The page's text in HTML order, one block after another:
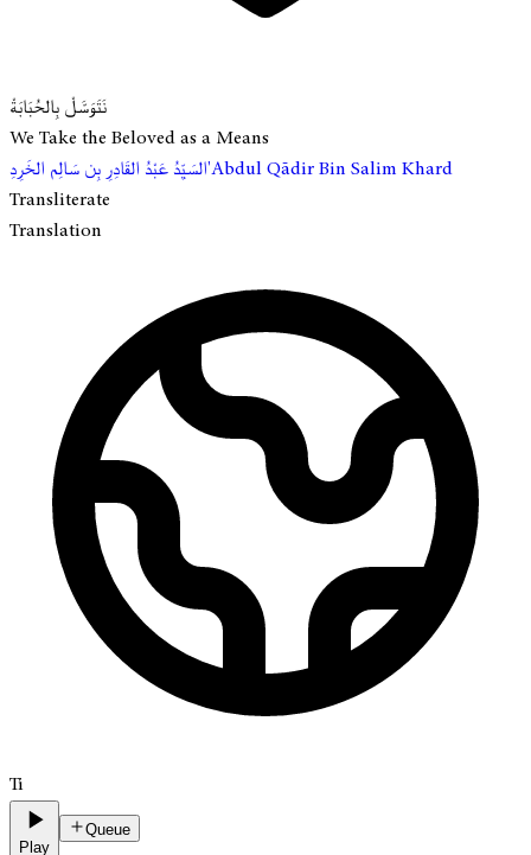
نَتَوَسَّلْ بِالحُبَابَةْ
We Take the Beloved as a Means
السَيِّدُ عَبْدُ القَادِرِ بِن سَالِم الخَرِدِ'Abdul Qādir Bin Salim Khard
Transliterate
Translation
Ti
Play
Queue